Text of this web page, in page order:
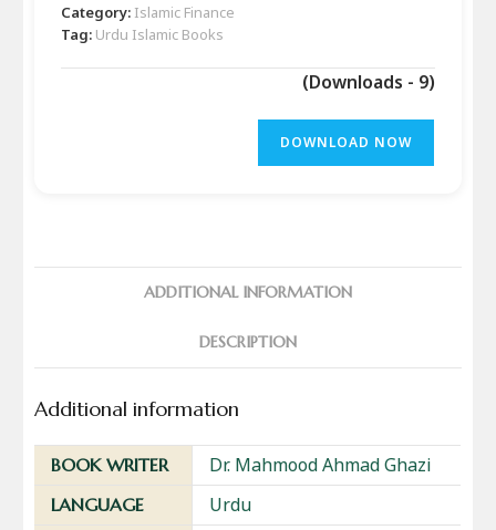
Category: Islamic Finance
Tag: Urdu Islamic Books
(Downloads - 9)
DOWNLOAD NOW
ADDITIONAL INFORMATION
DESCRIPTION
Additional information
BOOK WRITER Dr. Mahmood Ahmad Ghazi
LANGUAGE Urdu